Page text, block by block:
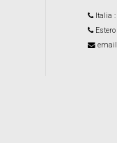
Italia
Estero
email